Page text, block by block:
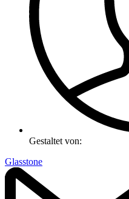
Gestaltet von:
Glasstone